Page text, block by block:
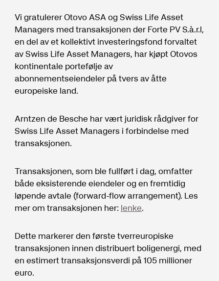
Vi gratulerer Otovo ASA og Swiss Life Asset
Managers med transaksjonen der Forte PV S.à.r.l,
en del av et kollektivt investeringsfond forvaltet
av Swiss Life Asset Managers, har kjøpt Otovos
kontinentale portefølje av
abonnementseiendeler på tvers av åtte
europeiske land.
Arntzen de Besche har vært juridisk rådgiver for
Swiss Life Asset Managers i forbindelse med
transaksjonen.
Transaksjonen, som ble fullført i dag, omfatter
både eksisterende eiendeler og en fremtidig
løpende avtale (forward-flow arrangement). Les
mer om transaksjonen her: lenke.
Dette markerer den første tverreuropiske
transaksjonen innen distribuert boligenergi, med
en estimert transaksjonsverdi på 105 millioner
euro.